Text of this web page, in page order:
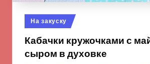
Опубликовано
в
На закуску
Кабачки кружочками с
сыром в духовке